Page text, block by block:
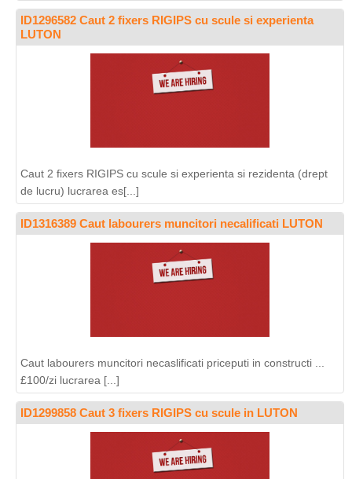
ID1296582 Caut 2 fixers RIGIPS cu scule si experienta
LUTON
Caut 2 fixers RIGIPS cu scule si experienta si rezidenta (drept
de lucru) lucrarea es[...]
ID1316389 Caut labourers muncitori necalificati LUTON
Caut labourers muncitori necaslificati priceputi in constructi ...
£100/zi lucrarea [...]
ID1299858 Caut 3 fixers RIGIPS cu scule in LUTON